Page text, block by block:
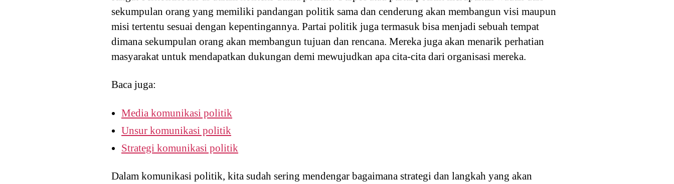
sekumpulan orang yang memiliki pandangan politik sama dan cenderung akan membangun visi maupun
misi tertentu sesuai dengan kepentingannya. Partai politik juga termasuk bisa menjadi sebuah tempat
dimana sekumpulan orang akan membangun tujuan dan rencana. Mereka juga akan menarik perhatian
masyarakat untuk mendapatkan dukungan demi mewujudkan apa cita-cita dari organisasi mereka.
Baca juga:
Media komunikasi politik
Unsur komunikasi politik
Strategi komunikasi politik
Dalam komunikasi politik, kita sudah sering mendengar bagaimana strategi dan langkah yang akan